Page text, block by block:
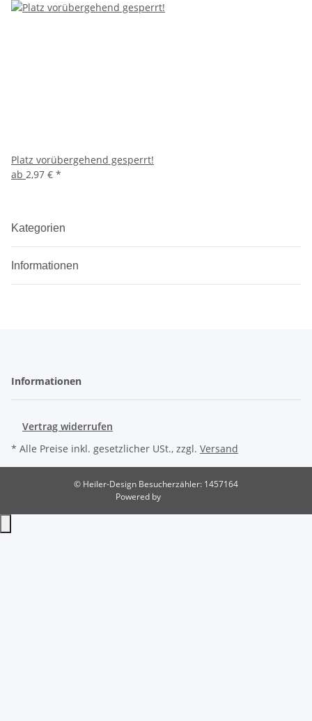
Platz vorübergehend gesperrt!
ab 2,97 € *
Kategorien
Informationen
Informationen
Vertrag widerrufen
* Alle Preise inkl. gesetzlicher USt., zzgl. Versand
© Heiler-Design Besucherzähler: 1457164
Powered by